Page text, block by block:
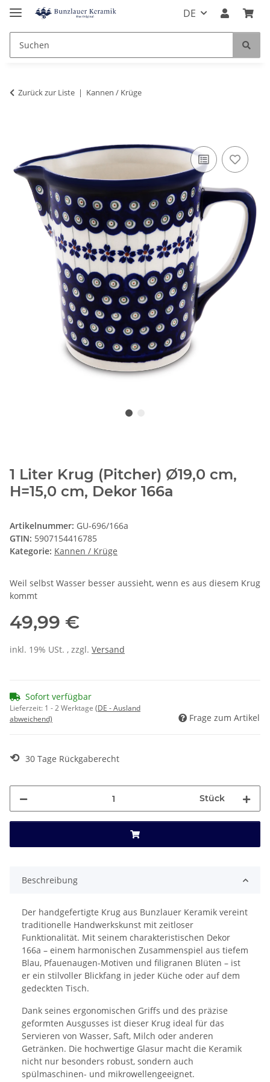
DE
Zurück zur Liste Kannen / Krüge
1 Liter Krug (Pitcher) Ø19,0 cm,
H=15,0 cm, Dekor 166a
Artikelnummer: GU-696/166a
GTIN: 5907154416785
Kategorie: Kannen / Krüge
Weil selbst Wasser besser aussieht, wenn es aus diesem Krug
kommt
49,99 €
inkl. 19% USt. , zzgl. Versand
Sofort verfügbar
Lieferzeit: 1 - 2 Werktage (DE - Ausland
abweichend)
Frage zum Artikel
⟲ 30 Tage Rückgaberecht
Stück
Beschreibung
Der handgefertigte Krug aus Bunzlauer Keramik vereint
traditionelle Handwerkskunst mit zeitloser
Funktionalität. Mit seinem charakteristischen Dekor
166a – einem harmonischen Zusammenspiel aus tiefem
Blau, Pfauenaugen-Motiven und filigranen Blüten – ist
er ein stilvoller Blickfang in jeder Küche oder auf dem
gedeckten Tisch.
Dank seines ergonomischen Griffs und des präzise
geformten Ausgusses ist dieser Krug ideal für das
Servieren von Wasser, Saft, Milch oder anderen
Getränken. Die hochwertige Glasur macht die Keramik
nicht nur besonders robust, sondern auch
spülmaschinen- und mikrowellengeeignet.